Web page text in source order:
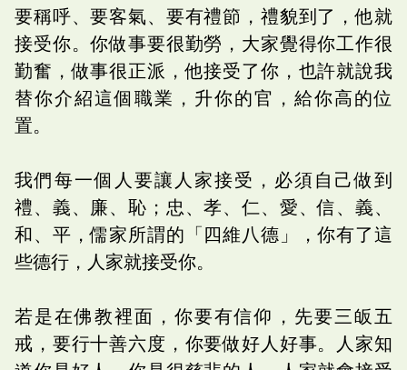
要稱呼、要客氣、要有禮節，禮貌到了，他就
接受你。你做事要很勤勞，大家覺得你工作很
勤奮，做事很正派，他接受了你，也許就說我
替你介紹這個職業，升你的官，給你高的位
置。
我們每一個人要讓人家接受，必須自己做到
禮、義、廉、恥；忠、孝、仁、愛、信、義、
和、平，儒家所謂的「四維八德」，你有了這
些德行，人家就接受你。
若是在佛教裡面，你要有信仰，先要三皈五
戒，要行十善六度，你要做好人好事。人家知